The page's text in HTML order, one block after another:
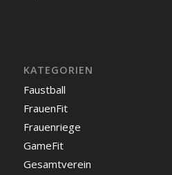
KATEGORIEN
Faustball
FrauenFit
Frauenriege
GameFit
Gesamtverein